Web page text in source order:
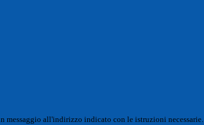
messaggio all'indirizzo indicato con le istruzioni necessarie.